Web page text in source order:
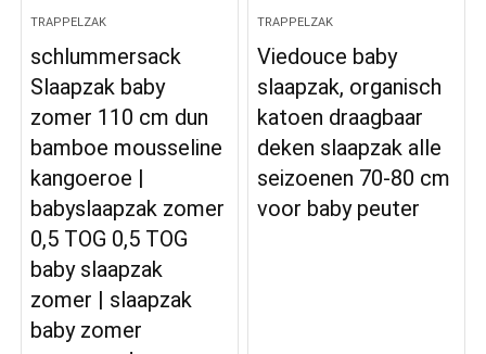
TRAPPELZAK
schlummersack
Slaapzak baby
zomer 110 cm dun
bamboe mousseline
kangoeroe |
babyslaapzak zomer
0,5 TOG 0,5 TOG
baby slaapzak
zomer | slaapzak
baby zomer
TRAPPELZAK
Viedouce baby
slaapzak, organisch
katoen draagbaar
deken slaapzak alle
seizoenen 70-80 cm
voor baby peuter